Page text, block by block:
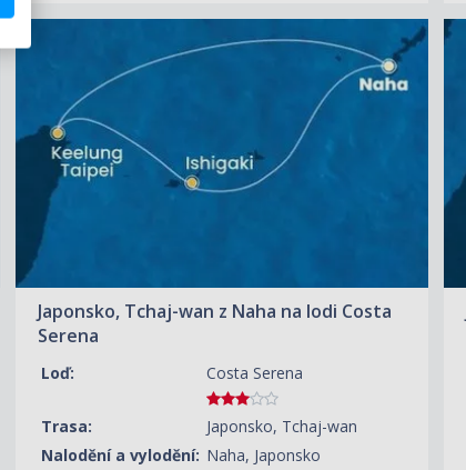
Japonsko, Tchaj-wan z Naha na lodi Costa
Serena
Loď: Costa Serena
Trasa:
Japonsko, Tchaj-wan
Nalodění a vylodění: Naha, Japonsko
ZOBRAZIT DETAIL
21.08.2026 – 24.08.2026
8 930 KČ/OS.